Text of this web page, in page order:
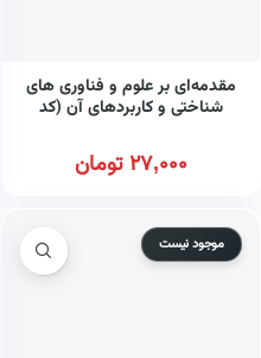
مقدمه‌ای بر علوم و فناوری های
شناختی و کاربردهای آن (کد
27,000تومان
موجود نیست